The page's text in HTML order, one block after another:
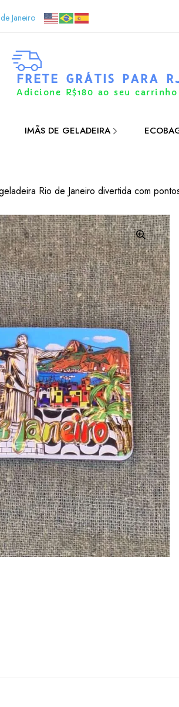
Janeiro
FRETE GRÁTIS PARA
Adicione R$180 ao seu
IMÃS DE GELADEIRA
Rio de Janeiro divertida com